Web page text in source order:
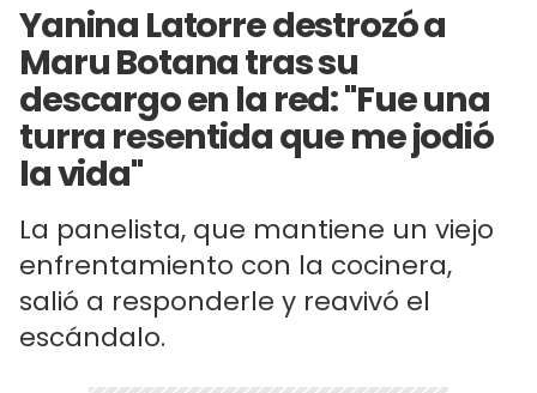
Yanina Latorre destrozó a
Maru Botana tras su
descargo en la red: "Fue una
turra resentida que me jodió
la vida"
La panelista, que mantiene un viejo
enfrentamiento con la cocinera,
salió a responderle y reavivó el
escándalo.